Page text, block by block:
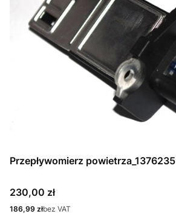
Przepływomierz powietrza_1376235
Cena
230,00 zł
Cena
186,99 złbez VAT